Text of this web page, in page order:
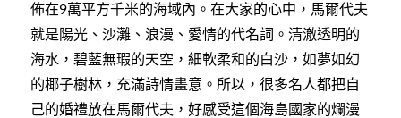
佈在9萬平方千米的海域內。在大家的心中，馬爾代夫
就是陽光、沙灘、浪漫、愛情的代名詞。清澈透明的
海水，碧藍無瑕的天空，細軟柔和的白沙，如夢如幻
的椰子樹林，充滿詩情畫意。所以，很多名人都把自
己的婚禮放在馬爾代夫，好感受這個海島國家的爛漫